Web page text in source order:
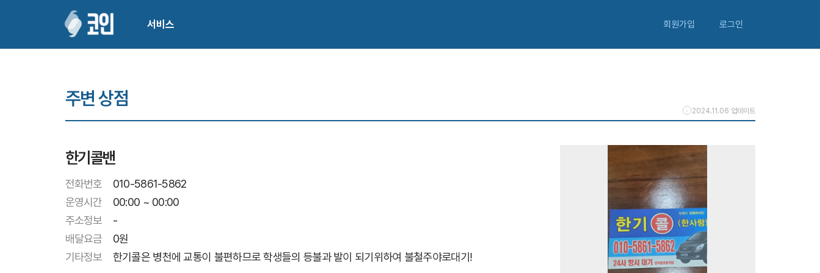
서비스 회원가입 로그인
주변 상점
2024.11.06 업데이트
한기콜밴
전화번호
010-5861-5862
운영시간
00:00 ~ 00:00
주소정보
-
배달요금
0원
기타정보
한기콜은 병천에 교통이 불편하므로 학생들의 등불과 발이 되기위하여 불철주야로대기!